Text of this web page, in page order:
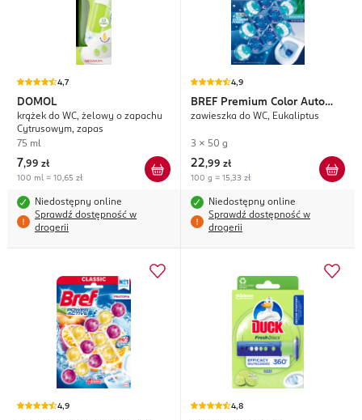
4,7
DOMOL
krążek do WC, żelowy o zapachu
Cytrusowym, zapas
75 ml
7,99 zł
100 ml = 10,65 zł
Niedostępny online
Sprawdź dostępność w
drogerii
4,9
BREF Premium Color Auto
Active
zawieszka do WC, Eukaliptus
3 x 50 g
22,99 zł
100 g = 15,33 zł
Niedostępny online
Sprawdź dostępność w
drogerii
4,9 4,8